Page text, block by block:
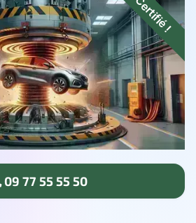
Certifié !
09 77 55 55 50